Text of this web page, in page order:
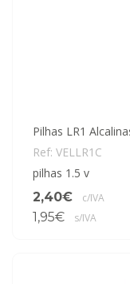
Pilhas LR1
Ref: VELLR1C
pilhas 1.5 v
2,40€
c/IVA
1,95€ s/IVA